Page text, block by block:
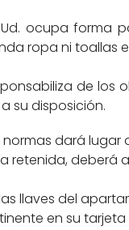
ocupa forma
ropa ni toallas
de los
a su disposición.
normas dará
retenida,
llaves del
en su